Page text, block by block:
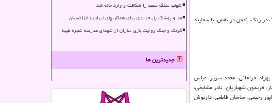
در رنگ، نقش در نقش، با شمایند
فراهانی، محمد سریر، عباس
فریدون شهبازیان، نادر مشایخی،
رحیمی، ساسان فاطمی، داریوش
شهاب سنگ سقف را شکافت و وارد خانه شد
مد و پوشاک پل جدیدی برای همکاریهای ایران و قزاقستان
کودک و جنگ روایت بازی سازان از شهدای مدرسه شجره طیبه
جدیدترین ها